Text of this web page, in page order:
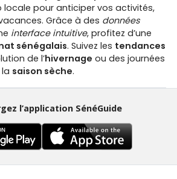
locale pour anticiper vos activités,
Grâce à des données
interface intuitive, profitez d’une
sénégalais. Suivez les tendances
de l’hivernage ou des journées
saison sèche.
l’application SénéGuide